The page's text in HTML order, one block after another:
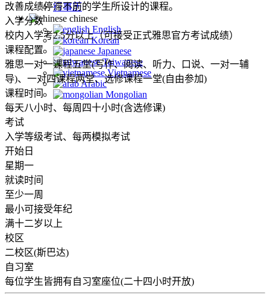
行事历
chinese
English
Korean
Japanese
Taiwanese
Vietnamese
Arabic
Mongolian
改善成绩停滞不前的学生所设计的课程。
入学分数
校内入学考2.5分以上（可接受正式雅思官方考试成绩）
课程配置
雅思一对一课程五堂(写作、阅读、听力、口说、一对一辅
导)、一对四课程两堂、选修课程一堂(自由参加)
课程时间
每天八小时、每周四十小时(含选修课)
考试
入学等级考试、每两模拟考试
开始日
星期一
就读时间
至少一周
最小可接受年纪
满十二岁以上
校区
二校区(斯巴达)
自习室
每位学生皆拥有自习室座位(二十四小时开放)